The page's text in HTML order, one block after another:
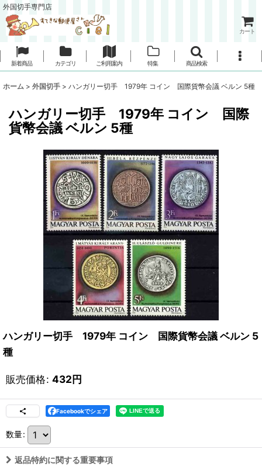
外国切手専門店
カート
新着商品 カテゴリ ご利用案内 特集 商品検索
ホーム > 外国切手 > ハンガリー切手 1979年 コイン 国際貨幣会議 ベルン 5種
ハンガリー切手 1979年 コイン 国際
貨幣会議 ベルン 5種
ハンガリー切手 1979年 コイン 国際貨幣会議 ベルン 5
種
販売価格: 432円
Facebookでシェア
数量:
返品特約に関する重要事項